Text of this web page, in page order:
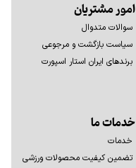
امور مشتریان
سوالات متدوال
سیاست بازگشت و مرجوعی
برندهای ایران استار اسپورت
خدمات ما
خدمات
تضمین کیفیت محصولات ورزشی